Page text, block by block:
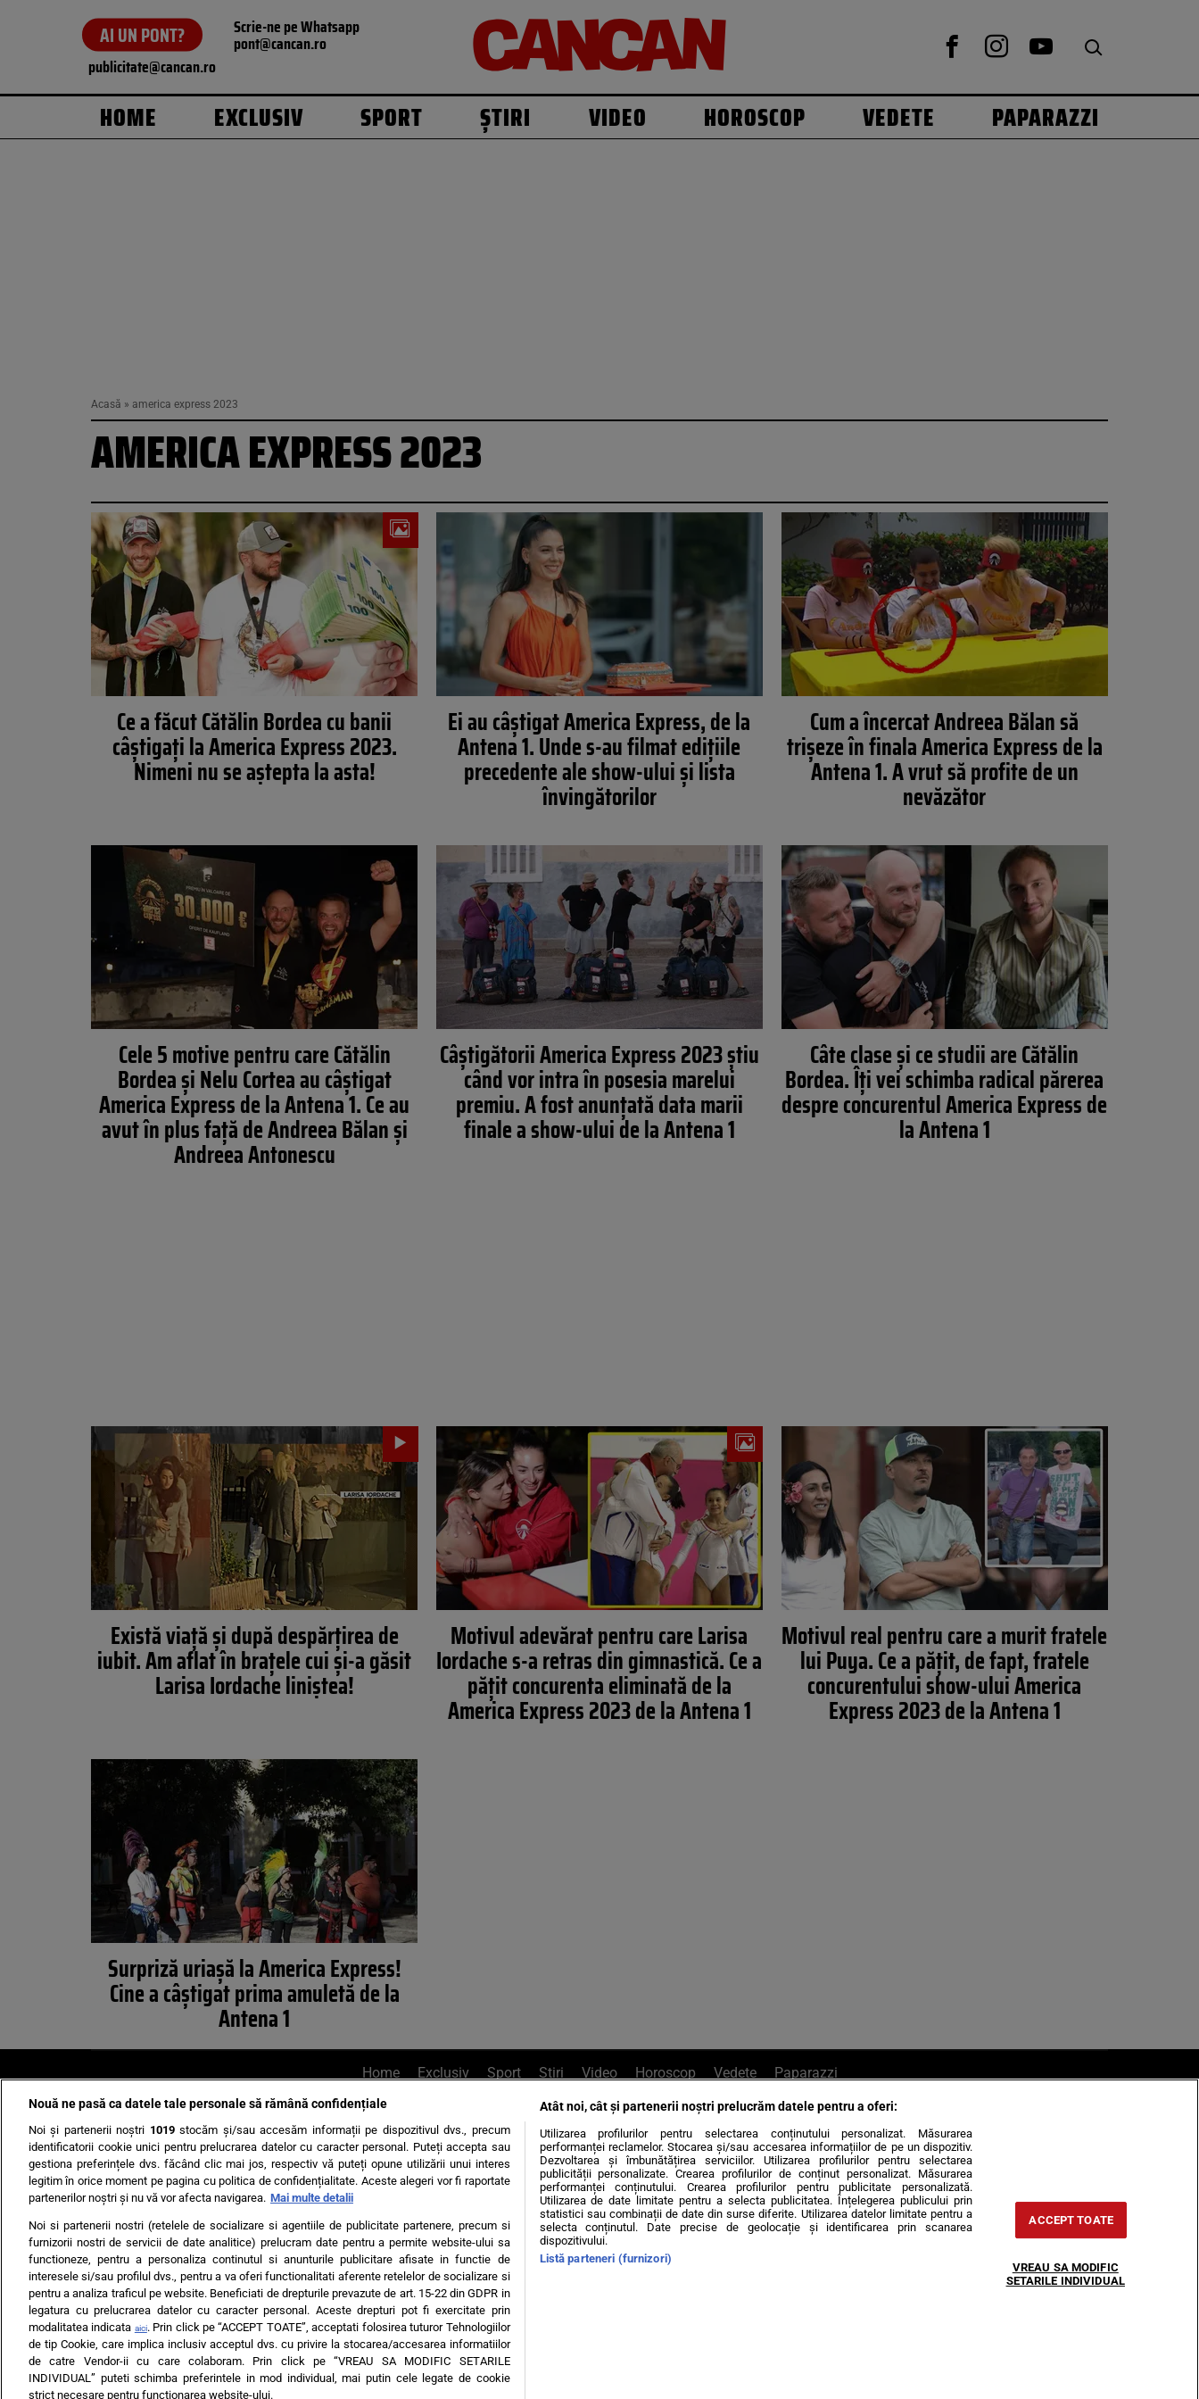
AI UN PONT? Scrie-ne pe Whatsapp
pont@cancan.ro
publicitate@cancan.ro
HOME EXCLUSIV SPORT ȘTIRI VIDEO HOROSCOP VEDETE PAPARAZZI
Acasă » america express 2023
AMERICA EXPRESS 2023
Ce a făcut Cătălin Bordea cu banii
câștigați la America Express 2023.
Nimeni nu se aștepta la asta!
Ei au câștigat America Express, de la
Antena 1. Unde s-au filmat edițiile
precedente ale show-ului și lista
învingătorilor
Cum a încercat Andreea Bălan să
trișeze în finala America Express de la
Antena 1. A vrut să profite de un
nevăzător
Cele 5 motive pentru care Cătălin
Bordea și Nelu Cortea au câștigat
America Express de la Antena 1. Ce au
avut în plus față de Andreea Bălan și
Andreea Antonescu
Câștigătorii America Express 2023 știu
când vor intra în posesia marelui
premiu. A fost anunțată data marii
finale a show-ului de la Antena 1
Câte clase și ce studii are Cătălin
Bordea. Îți vei schimba radical părerea
despre concurentul America Express de
la Antena 1
Există viață și după despărțirea de
iubit. Am aflat în brațele cui și-a găsit
Larisa Iordache liniștea!
Motivul adevărat pentru care Larisa
Iordache s-a retras din gimnastică. Ce a
pățit concurenta eliminată de la
America Express 2023 de la Antena 1
Motivul real pentru care a murit fratele
lui Puya. Ce a pățit, de fapt, fratele
concurentului show-ului America
Express 2023 de la Antena 1
Surpriză uriaşă la America Express!
Cine a câştigat prima amuletă de la
Antena 1
Home Exclusiv Sport Știri Video Horoscop Vedete Paparazzi
AI UN PONT? Scrie-ne pe Whatsapp, sună la 0741226226 sau trimite mail la pont@cancan.ro
Știri interne Știri externe Politică
Ultimele stiri Diete Insula Iubirii Dictionar de vise LIFE STYLE Horoscop
Echipa editorială Termeni si condiții Politica de confidențialitate
Nouă ne pasă ca datele tale personale să rămână confidențiale
Noi și partenerii noștri 1019stocăm și/sau accesăm informații pe dispozitivul dvs., precum
identificatorii cookie unici pentru prelucrarea datelor cu caracter personal. Puteți accepta sau
gestiona preferințele dvs. făcând clic mai jos, respectiv vă puteți opune utilizării unui interes
legitim în orice moment pe pagina cu politica de confidențialitate. Aceste alegeri vor fi raportate
partenerilor noștri și nu vă vor afecta navigarea. Mai multe detalii
Noi si partenerii nostri (retelele de socializare si agentiile de publicitate partenere, precum si
furnizorii nostri de servicii de date analitice) prelucram date pentru a permite website-ului sa
functioneze, pentru a personaliza continutul si anunturile publicitare afisate in functie de
interesele si/sau profilul dvs., pentru a va oferi functionalitati aferente retelelor de socializare si
pentru a analiza traficul pe website. Beneficiati de drepturile prevazute de art. 15-22 din GDPR in
legatura cu prelucrarea datelor cu caracter personal. Aceste drepturi pot fi exercitate prin
modalitatea indicata aici. Prin click pe “ACCEPT TOATE”, acceptati folosirea tuturor Tehnologiilor
de tip Cookie, care implica inclusiv acceptul dvs. cu privire la stocarea/accesarea informatiilor
de catre Vendor-ii cu care colaboram. Prin click pe “VREAU SA MODIFIC SETARILE
INDIVIDUAL” puteti schimba preferintele in mod individual, mai putin cele legate de cookie
strict necesare pentru functionarea website-ului.
Atât noi, cât și partenerii noștri prelucrăm datele pentru a oferi:
Utilizarea profilurilor pentru selectarea conținutului personalizat. Măsurarea
performanței reclamelor. Stocarea și/sau accesarea informațiilor de pe un dispozitiv.
Dezvoltarea și îmbunătățirea serviciilor. Utilizarea profilurilor pentru selectarea
publicității personalizate. Crearea profilurilor de conținut personalizat. Măsurarea
performanței conținutului. Crearea profilurilor pentru publicitate personalizată.
Utilizarea de date limitate pentru a selecta publicitatea. Înțelegerea publicului prin
statistici sau combinații de date din surse diferite. Utilizarea datelor limitate pentru a
selecta conținutul. Date precise de geolocație și identificarea prin scanarea
dispozitivului.
Listă parteneri (furnizori)
ACCEPT TOATE
VREAU SA MODIFIC
SETARILE INDIVIDUAL